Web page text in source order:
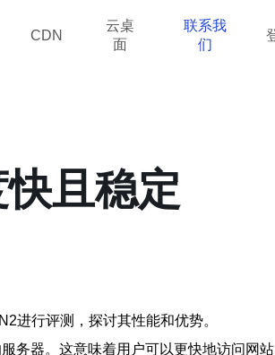
CDN
云桌
面
联系我
们
且稳定
进行评测，探讨其性能和优势。
务器。这意味着用户可以更快地访问网